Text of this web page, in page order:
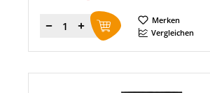
Menge
Merken
Vergleichen